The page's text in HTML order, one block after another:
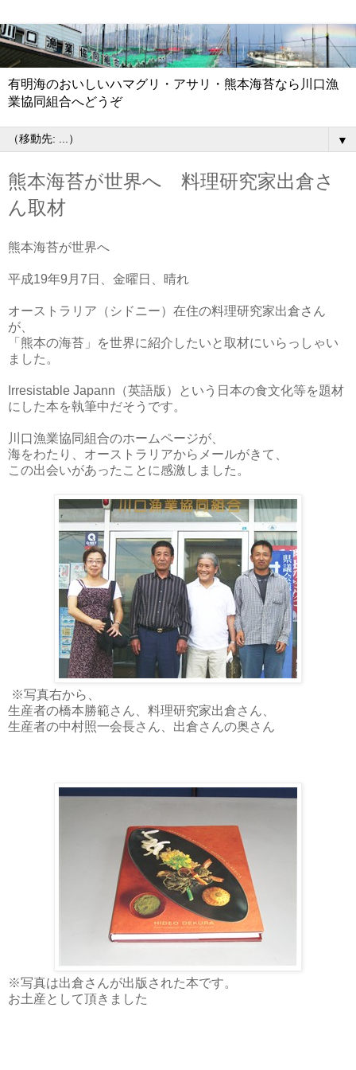
有明海のおいしいハマグリ・アサリ・熊本海苔なら川口漁
業協同組合へどうぞ
▼
熊本海苔が世界へ 料理研究家出倉さ
ん取材
熊本海苔が世界へ
平成19年9月7日、金曜日、晴れ
オーストラリア（シドニー）在住の料理研究家出倉さん
が、
「熊本の海苔」を世界に紹介したいと取材にいらっしゃい
ました。
Irresistable Japann（英語版）という日本の食文化等を題材
にした本を執筆中だそうです。
川口漁業協同組合のホームページが、
海をわたり、オーストラリアからメールがきて、
この出会いがあったことに感激しました。
※写真右から、
生産者の橋本勝範さん、料理研究家出倉さん、
生産者の中村照一会長さん、出倉さんの奥さん
※写真は出倉さんが出版された本です。
お土産として頂きました